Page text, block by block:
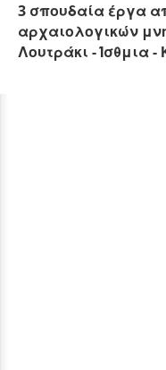
3 σπουδαία έργα
αρχαιολογικών
Λουτράκι - Ίσθμια -